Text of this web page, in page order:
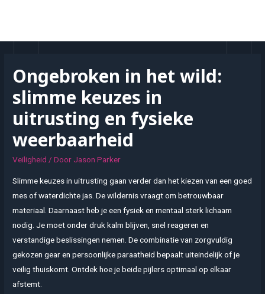
Ongebroken in het wild:
slimme keuzes in
uitrusting en fysieke
weerbaarheid
Veiligheid / Door Jason Parker
Slimme keuzes in uitrusting gaan verder dan het kiezen van een goed
mes of waterdichte jas. De wildernis vraagt om betrouwbaar
materiaal. Daarnaast heb je een fysiek en mentaal sterk lichaam
nodig. Je moet onder druk kalm blijven, snel reageren en
verstandige beslissingen nemen. De combinatie van zorgvuldig
gekozen gear en persoonlijke paraatheid bepaalt uiteindelijk of je
veilig thuiskomt. Ontdek hoe je beide pijlers optimaal op elkaar
afstemt.